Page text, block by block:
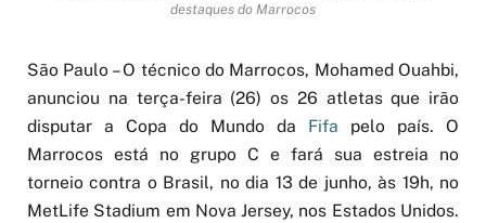
destaques do Marrocos
São Paulo – O técnico do Marrocos, Mohamed Ouahbi,
anunciou na terça-feira (26) os 26 atletas que irão
disputar a Copa do Mundo da Fifa pelo país. O
Marrocos está no grupo C e fará sua estreia no
torneio contra o Brasil, no dia 13 de junho, às 19h, no
MetLife Stadium em Nova Jersey, nos Estados Unidos.